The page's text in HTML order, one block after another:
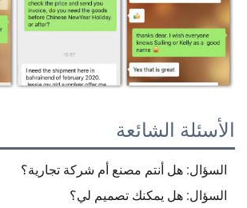
الأسئلة الشائعة
السؤال: هل أنتم مصنع أم شركة تجارية؟
السؤال: هل يمكنك تصميم لي؟